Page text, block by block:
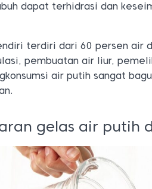
dapat terhidrasi dan
terdiri dari 60 persen air
pembuatan air liur,
air putih sangat
gelas air putih